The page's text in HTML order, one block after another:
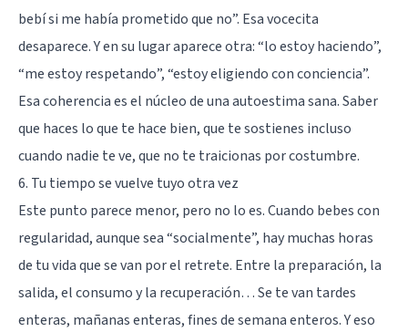
bebí si me había prometido que no”. Esa vocecita
desaparece. Y en su lugar aparece otra: “lo estoy haciendo”,
“me estoy respetando”, “estoy eligiendo con conciencia”.
Esa coherencia es el núcleo de unaautoestimasana. Saber
que haces lo que te hace bien, que te sostienes incluso
cuando nadie te ve, que no te traicionas por costumbre.
6. Tu tiempo se vuelve tuyo otra vez
Este punto parece menor, pero no lo es. Cuando bebes con
regularidad, aunque sea “socialmente”, hay muchas horas
de tu vida que se van por el retrete. Entre la preparación, la
salida, el consumo y la recuperación… Se te van tardes
enteras, mañanas enteras, fines de semana enteros. Y eso